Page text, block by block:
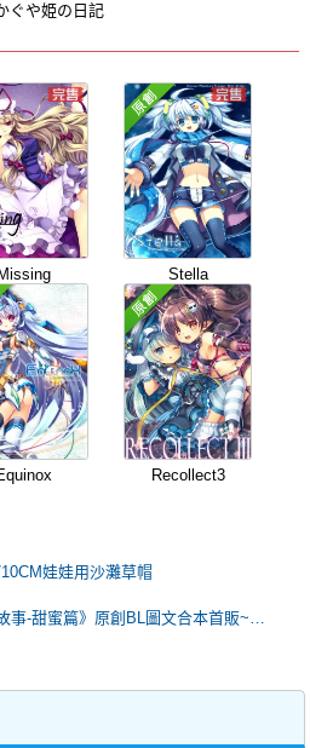
ぐや姫の日記
Missing Stella
Recollect3
娃娃用沙灘草帽
[R18]NiCE新刊《他們的故事-甜蜜篇》原創BL圖文合本首販~歡迎來看看！